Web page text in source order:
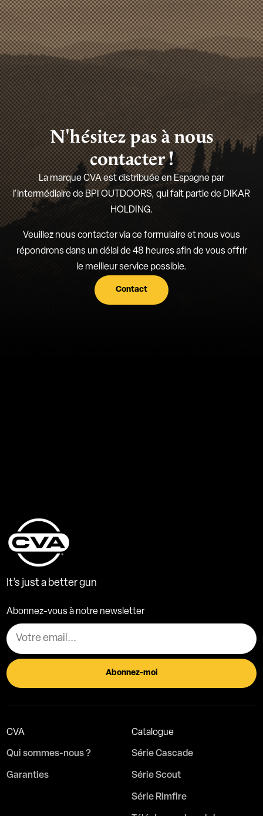
N'hésitez pas à nous
contacter !
La marque CVA est distribuée en Espagne par
l’intermédiaire de BPI OUTDOORS, qui fait partie de DIKAR
HOLDING.
Veuillez nous contacter via ce formulaire et nous vous
répondrons dans un délai de 48 heures afin de vous offrir
le meilleur service possible.
Contact
It’s just a better gun
Abonnez-vous à notre newsletter
CVA
Qui sommes-nous ?
Garanties
Catalogue
Série Cascade
Série Scout
Série Rimfire